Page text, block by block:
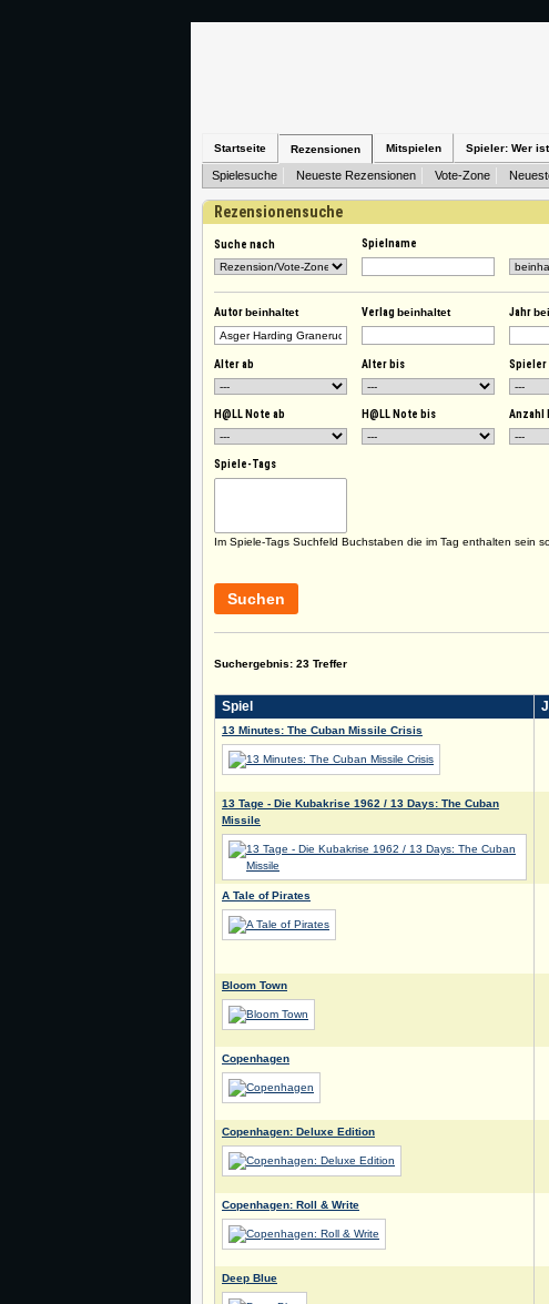
Startseite Rezensionen Mitspielen Spieler: Wer
Spielesuche Neueste Rezensionen Vote-Zone
Rezensionensuche
Suche nach Spielname
Autorbeinhaltet Verlagbeinhaltet Jahr
Alter ab Alter bis Spieler
H@LL Note ab H@LL Note bis Anzahl
Spiele-Tags
Im Spiele-Tags Suchfeld Buchstaben die im Tag enthalten sein
Suchen
Suchergebnis: 23 Treffer
Spiel
13 Minutes: The Cuban Missile Crisis
13 Tage - Die Kubakrise 1962 / 13 Days: The Cuban
Missile
A Tale of Pirates
Bloom Town
Copenhagen
Copenhagen: Deluxe Edition
Copenhagen: Roll & Write
Deep Blue